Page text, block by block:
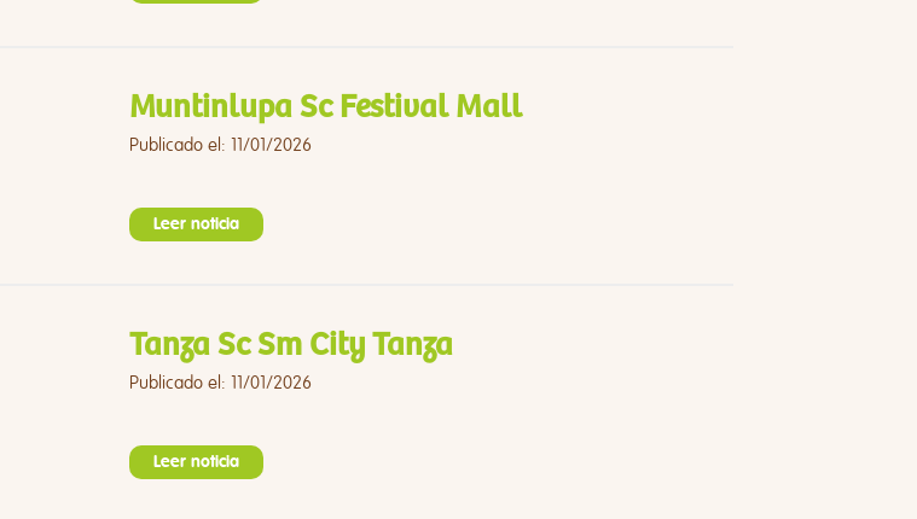
Muntinlupa Sc Festival Mall
Publicado el: 11/01/2026
Leer noticia
Tanza Sc Sm City Tanza
Publicado el: 11/01/2026
Leer noticia